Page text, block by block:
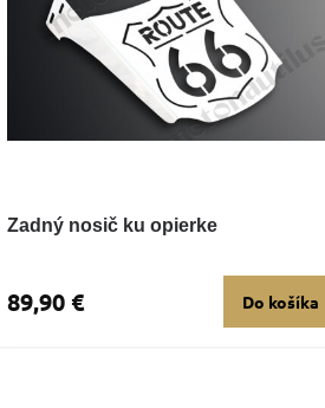
Zadný nosič ku opierke
89,90 € Do košíka